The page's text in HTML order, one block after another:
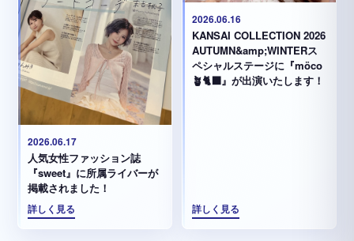
2026.06.17
人気女性ファッション誌
『sweet』に所属ライバーが
掲載されました！
詳しく見る
2026.06.16
KANSAI COLLECTION 2026
AUTUMN&amp;WINTERス
ペシャルステージに『möco
🪴🐈‍⬛』が出演いたします！
詳しく見る